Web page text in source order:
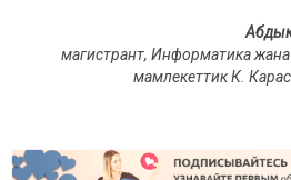
магистрант, Информатика
мамлекеттик К.